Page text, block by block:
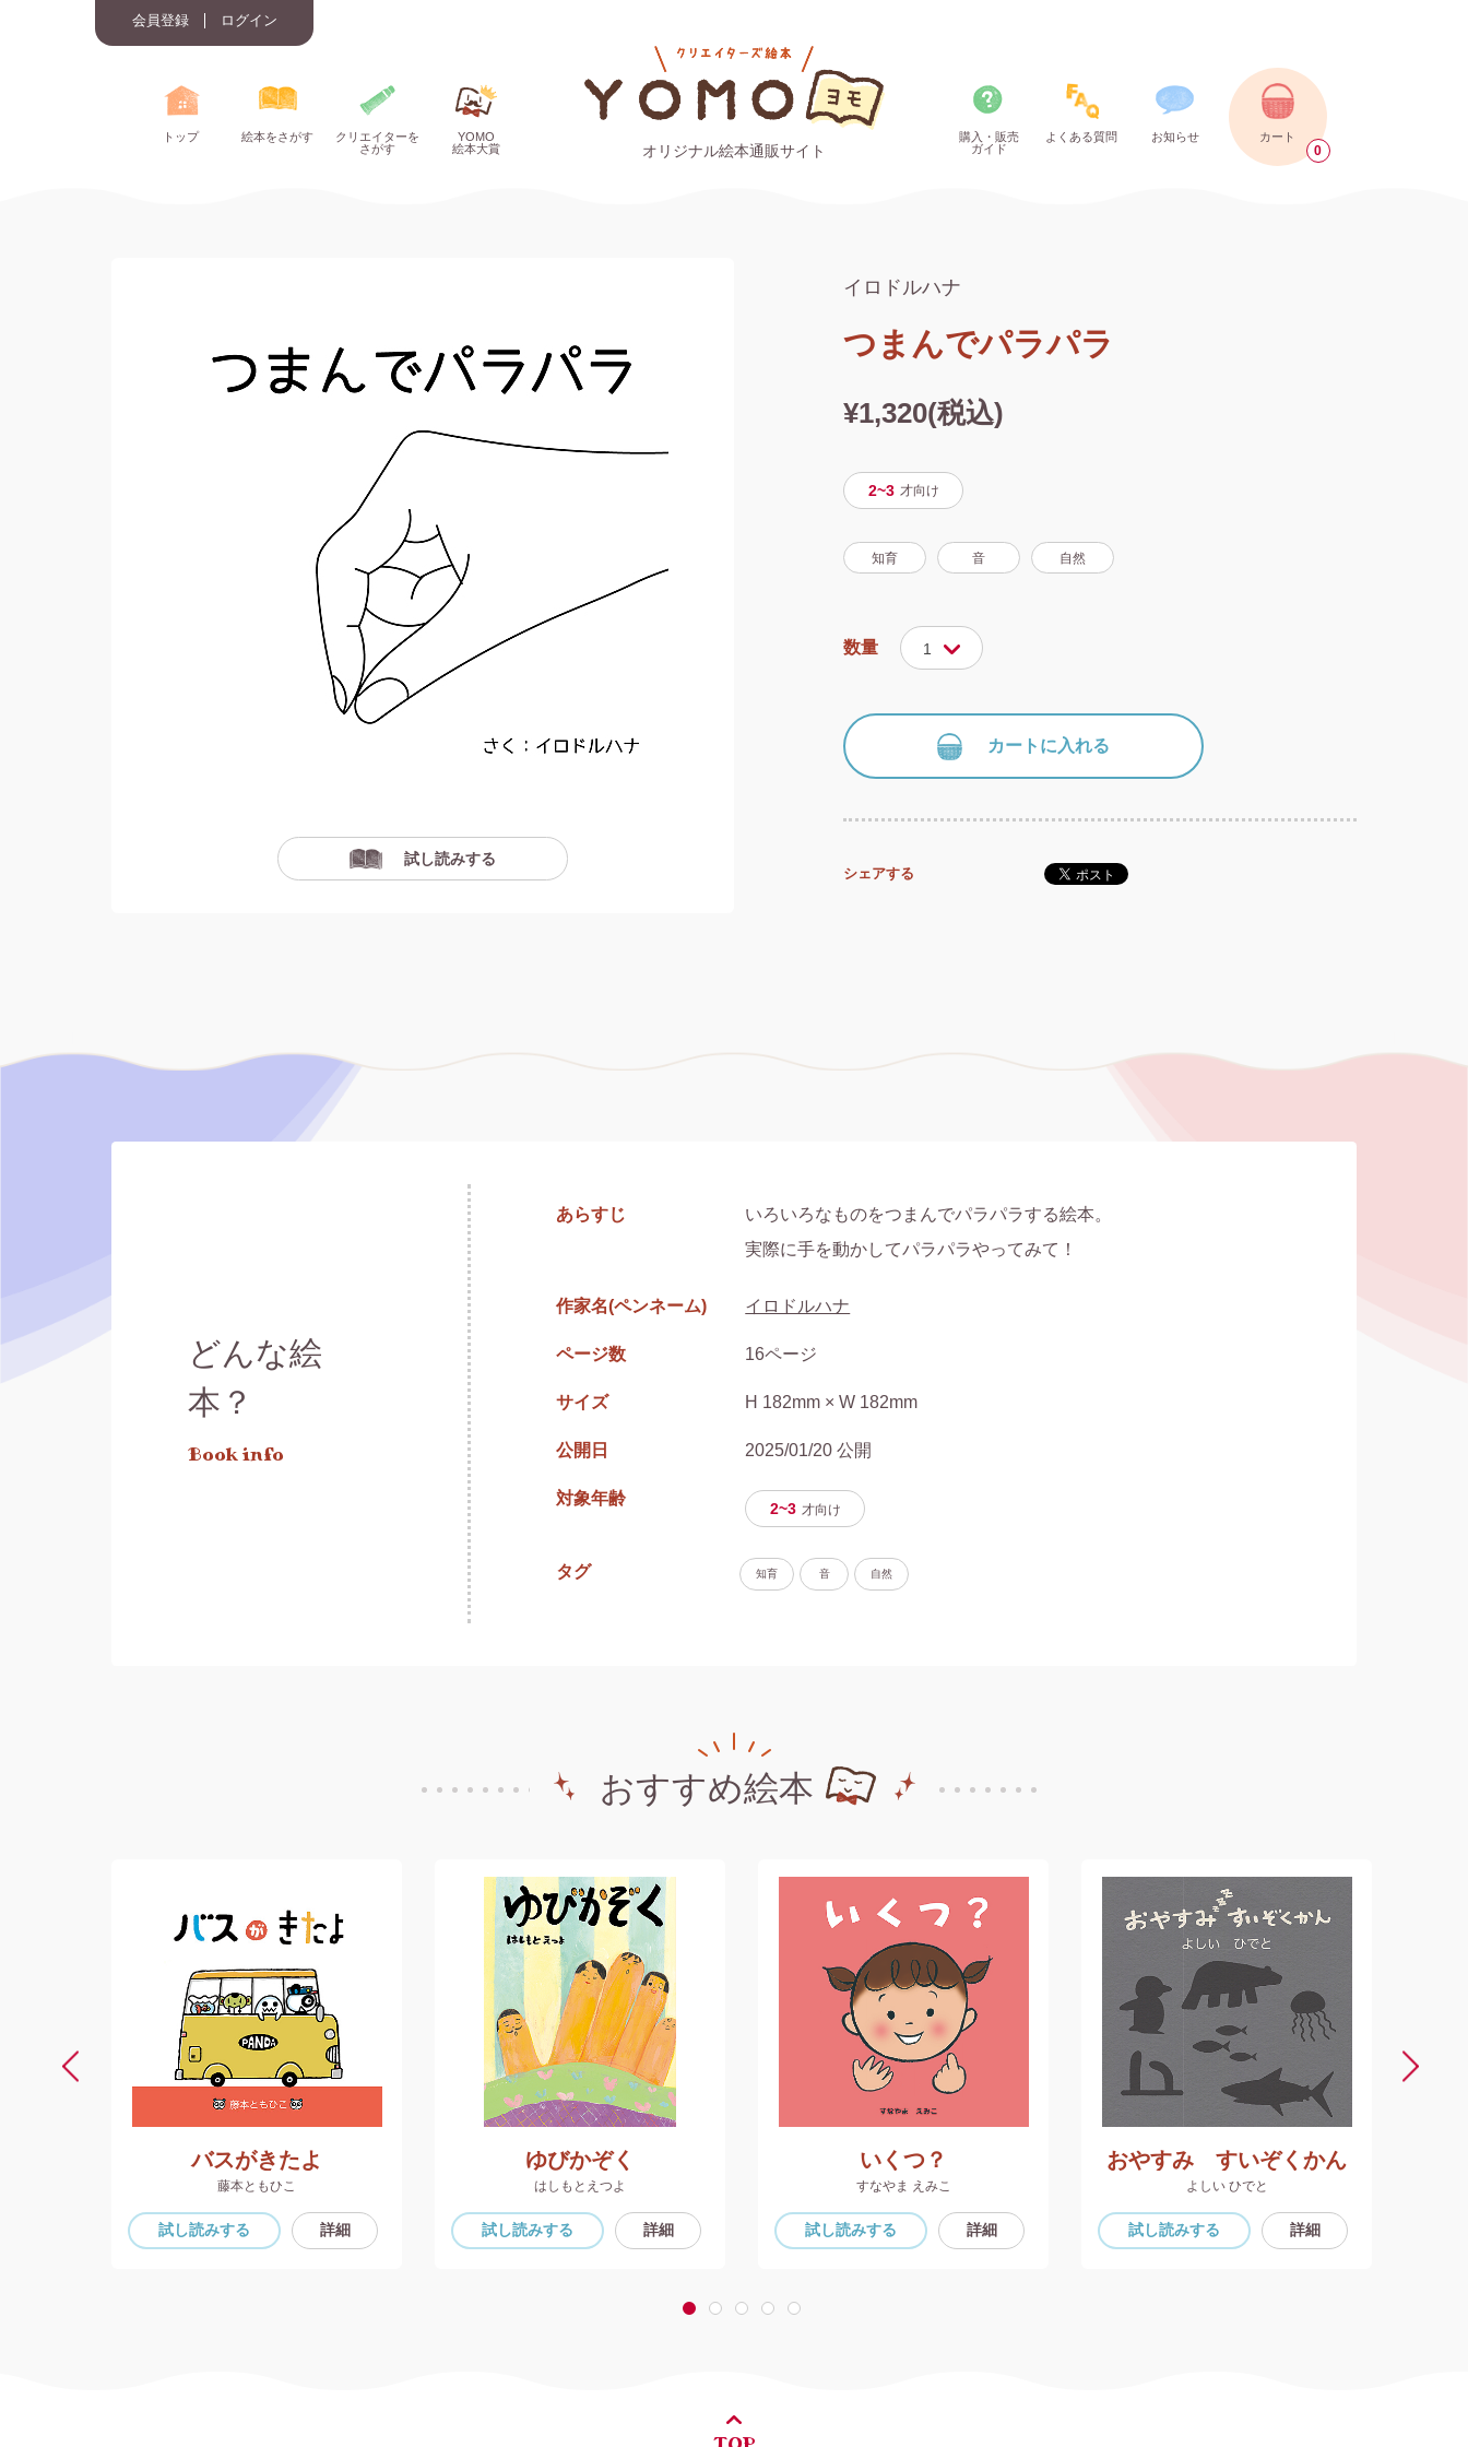
会員登録 ログイン
トップ 絵本をさがす
クリエイターを
さがす
YOMO
絵本大賞
オリジナル絵本通販サイト
購入・販売
ガイド
よくある質問 お知らせ カート
0
試し読みする
イロドルハナ
つまんでパラパラ
¥1,320(税込)
2~3 才向け
知育 音 自然
数量 1
カートに入れる
シェアする
どんな絵
本？
Book info
あらすじ
いろいろなものをつまんでパラパラする絵本。
実際に手を動かしてパラパラやってみて！
作家名(ペンネーム) イロドルハナ
ページ数 16ページ
サイズ H 182mm × W 182mm
公開日 2025/01/20 公開
対象年齢
2~3 才向け
タグ 知育 音 自然
おすすめ絵本
バスがきたよ
藤本ともひこ
試し読みする 詳細
ゆびかぞく
はしもとえつよ
試し読みする 詳細
いくつ？
すなやま えみこ
試し読みする 詳細
おやすみ すいぞくかん
よしい ひでと
試し読みする 詳細
1 2 3 4 5